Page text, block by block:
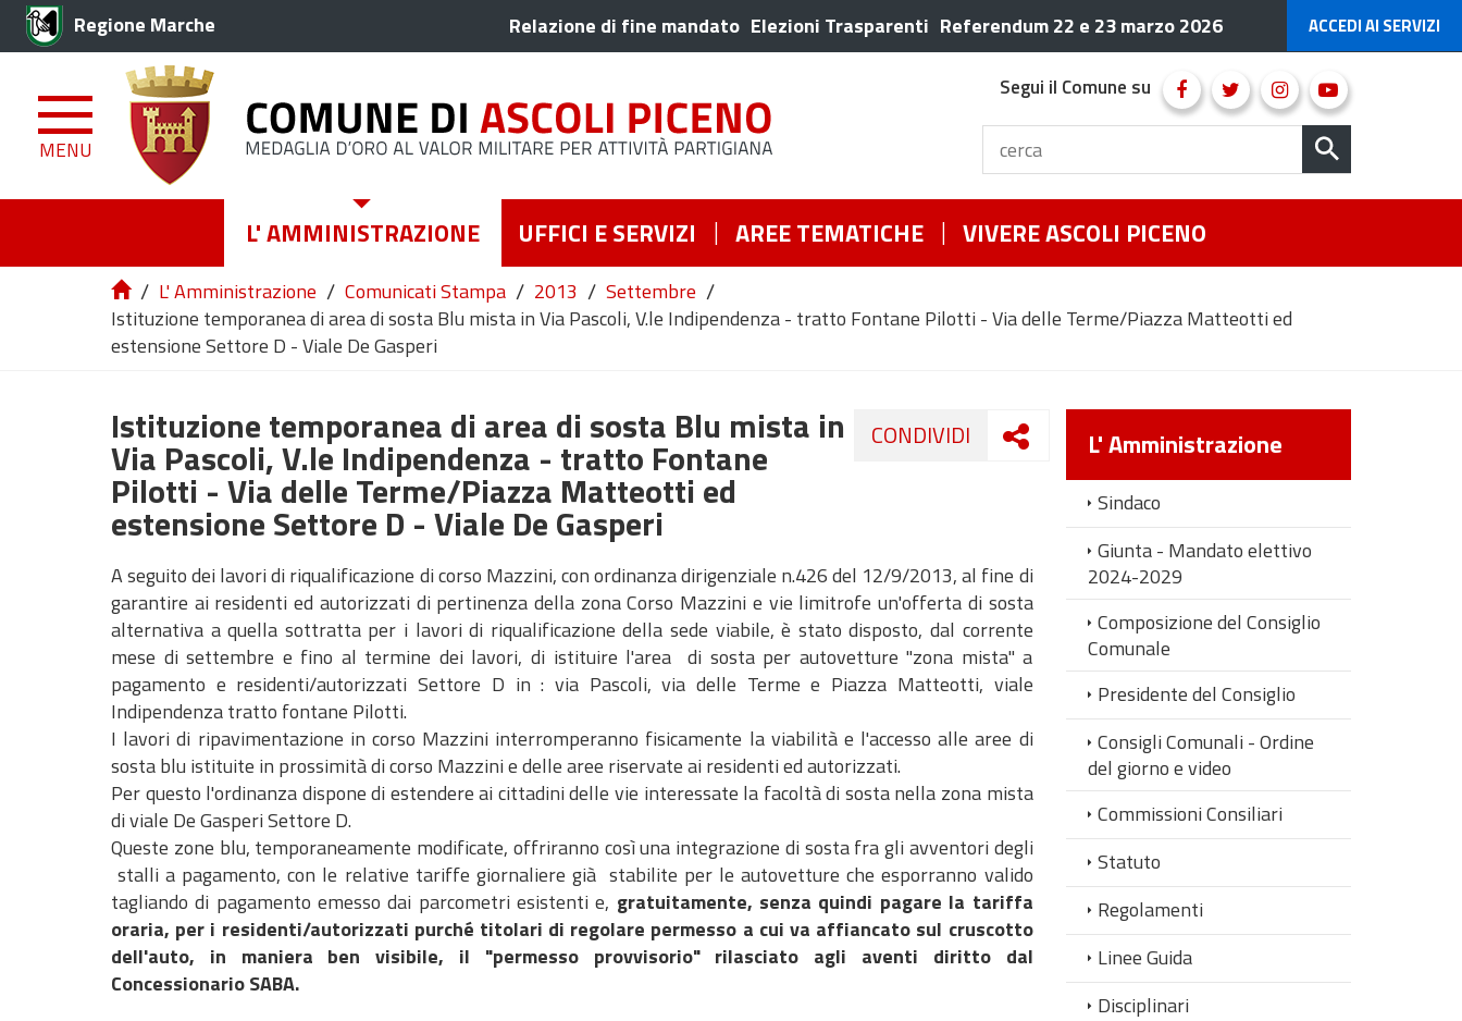
Regione Marche Relazione di fine mandato Elezioni Trasparenti Referendum 22 e 23 marzo 2026 ACCEDI AI SERVIZI
MENU
Segui il Comune su
L' AMMINISTRAZIONE UFFICI E SERVIZI AREE TEMATICHE VIVERE ASCOLI PICENO
/ L' Amministrazione / Comunicati Stampa / 2013 / Settembre /
Istituzione temporanea di area di sosta Blu mista in Via Pascoli, V.le Indipendenza - tratto Fontane Pilotti - Via delle Terme/Piazza Matteotti ed
estensione Settore D - Viale De Gasperi
CONDIVIDI
Istituzione temporanea di area di sosta Blu mista in
Via Pascoli, V.le Indipendenza - tratto Fontane
Pilotti - Via delle Terme/Piazza Matteotti ed
estensione Settore D - Viale De Gasperi
A seguito dei lavori di riqualificazione di corso Mazzini, con ordinanza dirigenziale n.426 del 12/9/2013, al fine di
garantire ai residenti ed autorizzati di pertinenza della zona Corso Mazzini e vie limitrofe un'offerta di sosta
alternativa a quella sottratta per i lavori di riqualificazione della sede viabile, è stato disposto, dal corrente
mese di settembre e fino al termine dei lavori, di istituire l'area di sosta per autovetture "zona mista" a
pagamento e residenti/autorizzati Settore D in : via Pascoli, via delle Terme e Piazza Matteotti, viale
Indipendenza tratto fontane Pilotti.
I lavori di ripavimentazione in corso Mazzini interromperanno fisicamente la viabilità e l'accesso alle aree di
sosta blu istituite in prossimità di corso Mazzini e delle aree riservate ai residenti ed autorizzati.
Per questo l'ordinanza dispone di estendere ai cittadini delle vie interessate la facoltà di sosta nella zona mista
di viale De Gasperi Settore D.
Queste zone blu, temporaneamente modificate, offriranno così una integrazione di sosta fra gli avventori degli
stalli a pagamento, con le relative tariffe giornaliere già stabilite per le autovetture che esporranno valido
tagliando di pagamento emesso dai parcometri esistenti e, gratuitamente, senza quindi pagare la tariffa
oraria, per i residenti/autorizzati purché titolari di regolare permesso a cui va affiancato sul cruscotto
dell'auto, in maniera ben visibile, il "permesso provvisorio" rilasciato agli aventi diritto dal
Concessionario SABA.
L' Amministrazione
Sindaco
Giunta - Mandato elettivo
2024-2029
Composizione del Consiglio
Comunale
Presidente del Consiglio
Consigli Comunali - Ordine
del giorno e video
Commissioni Consiliari
Statuto
Regolamenti
Linee Guida
Disciplinari